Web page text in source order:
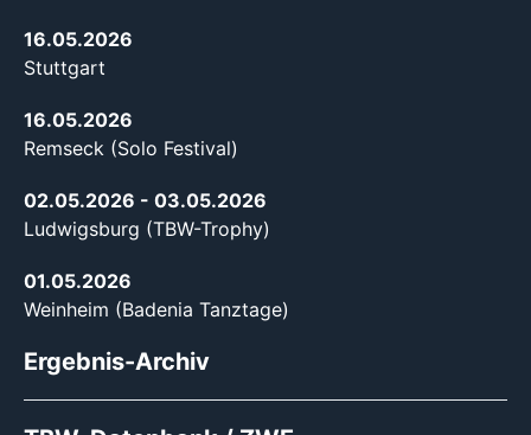
16.05.2026
Stuttgart
16.05.2026
Remseck (Solo Festival)
02.05.2026 - 03.05.2026
Ludwigsburg (TBW-Trophy)
01.05.2026
Weinheim (Badenia Tanztage)
Ergebnis-Archiv